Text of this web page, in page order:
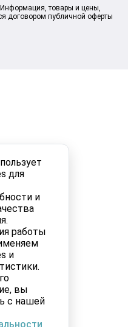
для
и
работы
и
вы
с нашей
товары и цены,
договором публичной оферты